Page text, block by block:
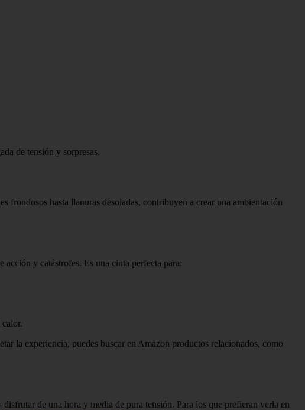
de tensión y sorpresas.
frondosos hasta llanuras desoladas, contribuyen a crear una ambientación
y catástrofes. Es una cinta perfecta para:
la experiencia, puedes buscar en Amazon productos relacionados, como
de una hora y media de pura tensión. Para los que prefieran verla en